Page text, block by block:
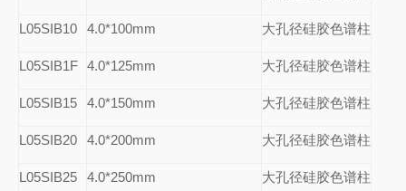
L05SIB10 4.0*100mm 大孔径硅胶色谱柱
L05SIB1F 4.0*125mm 大孔径硅胶色谱柱
L05SIB15 4.0*150mm 大孔径硅胶色谱柱
L05SIB20 4.0*200mm 大孔径硅胶色谱柱
L05SIB25 4.0*250mm 大孔径硅胶色谱柱